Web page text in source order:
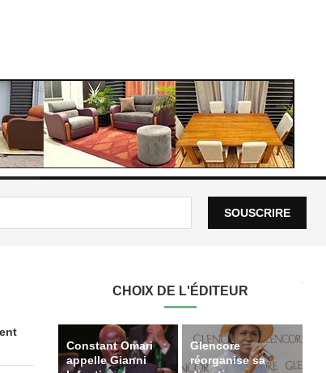
CHOIX DE L'ÉDITEUR
Constant Omari
appelle Gianni
Glencore
réorganise sa